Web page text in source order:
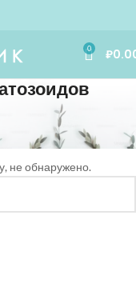
0 ₽
не обнаружено.